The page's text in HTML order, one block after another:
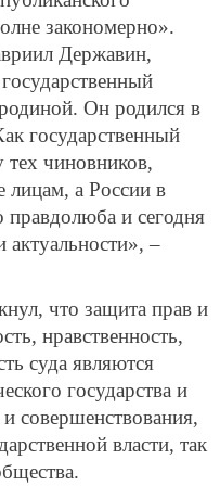
закономерно».
Державин,
Он родился в
государственный
тех чиновников,
лицам, а России в
правдолюба и сегодня
актуальности», –
что защита прав и
нравственность,
суда являются
государства и
совершенствования,
власти, так